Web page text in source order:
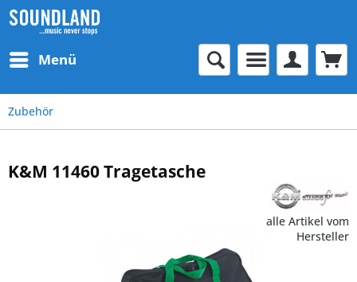
Menü
Zubehör
K&M 11460 Tragetasche
alle Artikel vom
Hersteller